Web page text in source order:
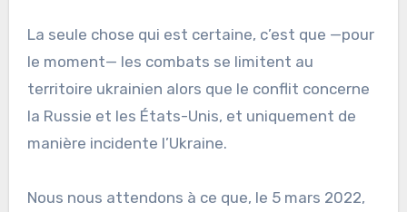
La seule chose qui est certaine, c’est que —pour
le moment— les combats se limitent au
territoire ukrainien alors que le conflit concerne
la Russie et les États-Unis, et uniquement de
manière incidente l’Ukraine.
Nous nous attendons à ce que, le 5 mars 2022,